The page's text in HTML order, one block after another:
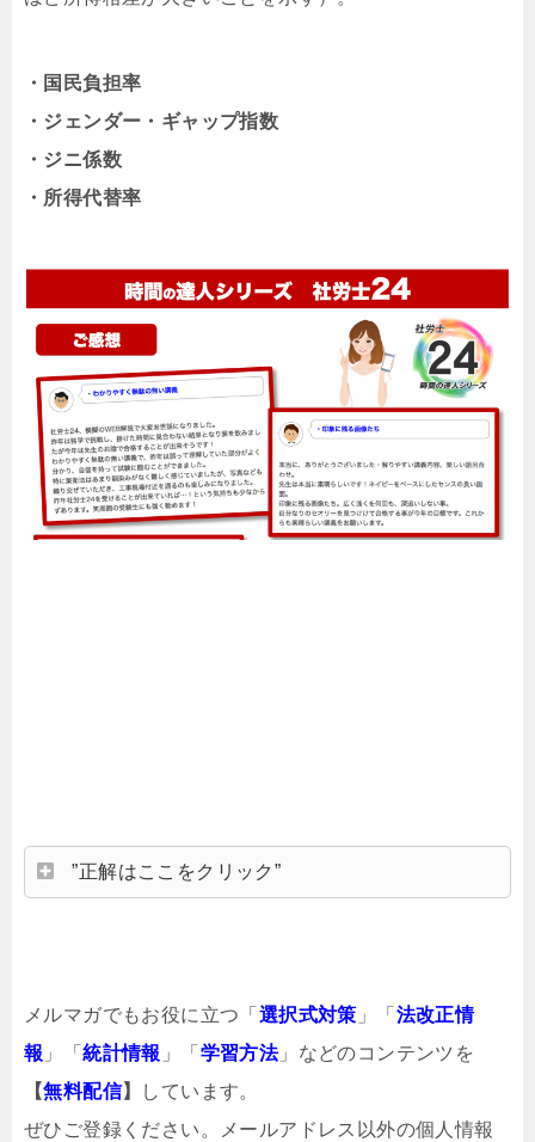
・国民負担率
・ジェンダー・ギャップ指数
・ジニ係数
・所得代替率
”正解はここをクリック”
メルマガでもお役に立つ「 選択式対策 」「 法改正情
報 」「統計情報 」「 学習方法」などのコンテンツを
【無料配信】
しています。
ぜひご登録ください。メールアドレス以外の個人情報